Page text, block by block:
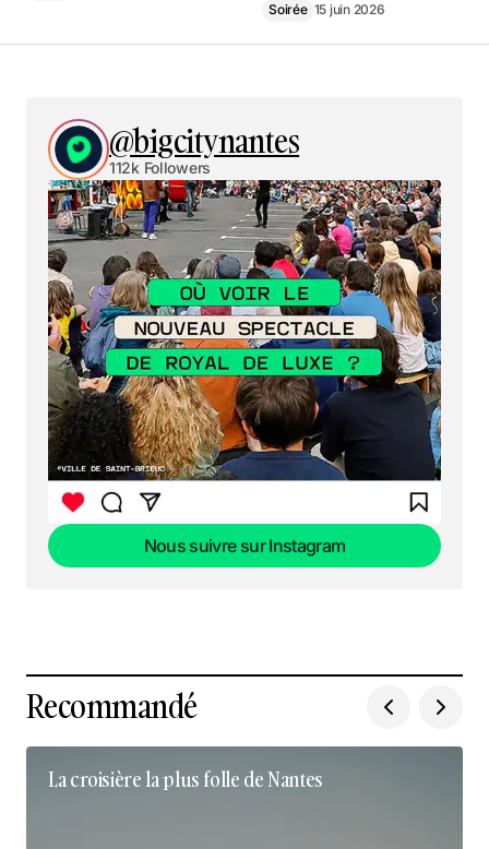
Soirée 15 juin 2026
@bigcitynantes
112k Followers
Nous suivre sur Instagram
Recommandé
La croisière la plus folle de Nantes